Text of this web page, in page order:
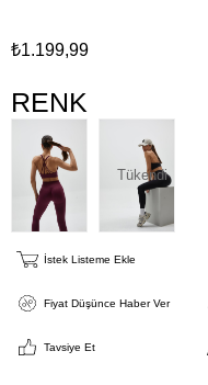
₺1.199,99
RENK
Tükendi
İstek Listeme Ekle
Fiyat Düşünce Haber Ver
Tavsiye Et